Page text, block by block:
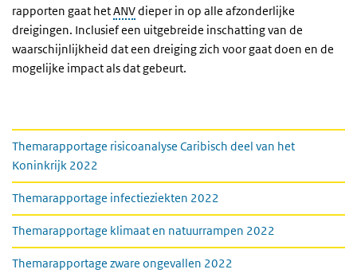
rapporten gaat hetANVdieper in op alle afzonderlijke
dreigingen. Inclusief een uitgebreide inschatting van de
waarschijnlijkheid dat een dreiging zich voor gaat doen en de
mogelijke impact als dat gebeurt.
Download
Themarapportage risicoanalyse Caribisch deel van het
Koninkrijk 2022
Themarapportage infectieziekten 2022
Themarapportage klimaat en natuurrampen 2022
Themarapportage zware ongevallen 2022